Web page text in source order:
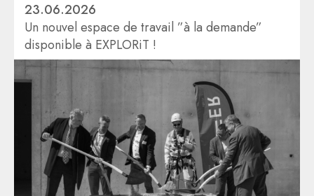
23.06.2026
Un nouvel espace de travail ”à la demande”
disponible à EXPLORiT !